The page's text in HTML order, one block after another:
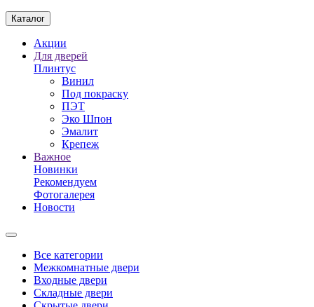
Каталог
Акции
Для дверей
Плинтус
Винил
Под покраску
ПЭТ
Эко Шпон
Эмалит
Крепеж
Важное
Новинки
Рекомендуем
Фотогалерея
Новости
Все категории
Межкомнатные двери
Входные двери
Складные двери